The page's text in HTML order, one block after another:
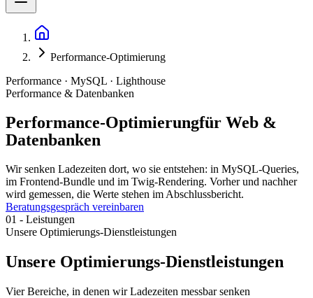
Performance-Optimierung
Performance · MySQL · Lighthouse
Performance & Datenbanken
Performance-Optimierungfür Web &
Datenbanken
Wir senken Ladezeiten dort, wo sie entstehen: in MySQL-Queries,
im Frontend-Bundle und im Twig-Rendering. Vorher und nachher
wird gemessen, die Werte stehen im Abschlussbericht.
Beratungsgespräch vereinbaren
01 - Leistungen
Unsere Optimierungs-Dienstleistungen
Unsere Optimierungs-Dienstleistungen
Vier Bereiche, in denen wir Ladezeiten messbar senken